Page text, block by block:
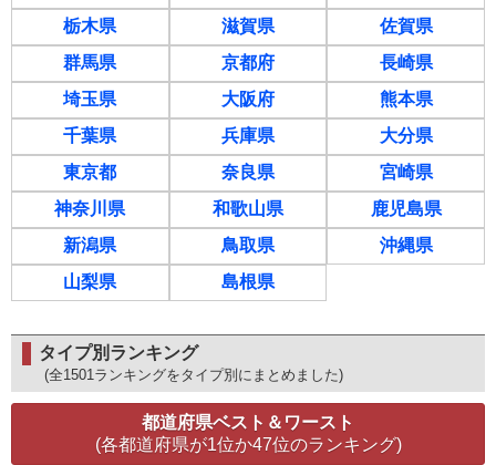
栃木県
群馬県
埼玉県
千葉県
東京都
神奈川県
新潟県
山梨県
滋賀県
京都府
大阪府
兵庫県
奈良県
和歌山県
鳥取県
島根県
佐賀県
長崎県
熊本県
大分県
宮崎県
鹿児島県
沖縄県
タイプ別ランキング
(全1501ランキングをタイプ別にまとめました)
都道府県ベスト＆ワースト
(各都道府県が1位か47位のランキング)